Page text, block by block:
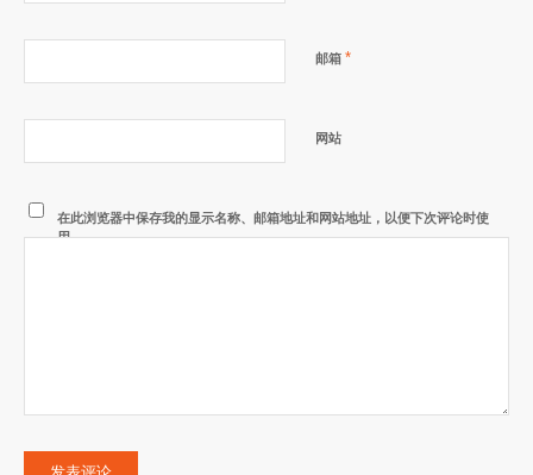
邮箱 *
网站
在此浏览器中保存我的显示名称、邮箱地址和网站地址，以便下次评论时使
用。